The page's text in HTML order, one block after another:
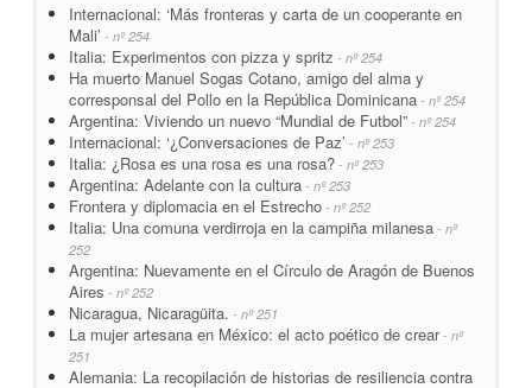
Internacional: ‘Más fronteras y carta de un cooperante en
Mali’ - nº 254
Italia: Experimentos con pizza y spritz - nº 254
Ha muerto Manuel Sogas Cotano, amigo del alma y
corresponsal del Pollo en la República Dominicana - nº 254
Argentina: Viviendo un nuevo “Mundial de Futbol” - nº 254
Internacional: ‘¿Conversaciones de Paz’ - nº 253
Italia: ¿Rosa es una rosa es una rosa? - nº 253
Argentina: Adelante con la cultura - nº 253
Frontera y diplomacia en el Estrecho - nº 252
Italia: Una comuna verdirroja en la campiña milanesa - nº
252
Argentina: Nuevamente en el Círculo de Aragón de Buenos
Aires - nº 252
Nicaragua, Nicaragüita. - nº 251
La mujer artesana en México: el acto poético de crear- nº
251
Alemania: La recopilación de historias de resiliencia contra